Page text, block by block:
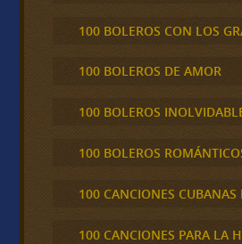
100 BOLEROS CON LOS
100 BOLEROS DE AMOR
100 BOLEROS
100 BOLEROS
100 CANCIONES
100 CANCIONES PARA LA